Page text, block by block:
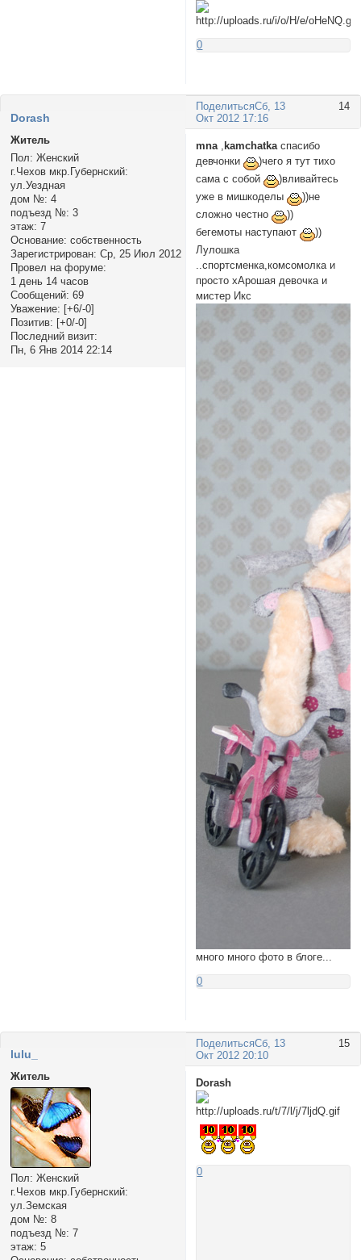
0
Поделиться 14
Сб, 13
Окт 2012 17:16
Dorash
Житель
Пол: Женский
г.Чехов мкр.Губернский:
ул.Уездная
дом №: 4
подъезд №: 3
этаж: 7
Основание: собственность
Зарегистрирован: Ср, 25 Июл 2012
Провел на форуме:
1 день 14 часов
Сообщений: 69
Уважение: [+6/-0]
Позитив: [+0/-0]
Последний визит:
Пн, 6 Янв 2014 22:14
mnа, kamchatkaспасибо
девчонки
)чего я тут тихо
сама с собой
)вливайтесь
уже в мишкоделы
))не
сложно честно
))
бегемоты наступают
))
Лулошка
..спортсменка,комсомолка и
просто хАрошая девочка и
мистер Икс
много много фото в блоге...
0
Поделиться 15
Сб, 13
Окт 2012 20:10
lulu_
Житель
Пол: Женский
г.Чехов мкр.Губернский:
ул.Земская
дом №: 8
подъезд №: 7
этаж: 5
Dorash
0